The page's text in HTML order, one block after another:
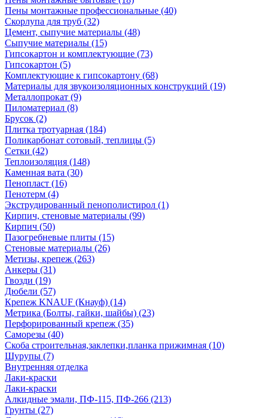
Пены монтажные профессиональные (40)
Скорлупа для труб (32)
Цемент, сыпучие материалы (48)
Сыпучие материалы (15)
Гипсокартон и комплектующие (73)
Гипсокартон (5)
Комплектующие к гипсокартону (68)
Материалы для звукоизоляционных конструкций (19)
Металлопрокат (9)
Пиломатериал (8)
Брусок (2)
Плитка тротуарная (184)
Поликарбонат сотовый, теплицы (5)
Сетки (42)
Теплоизоляция (148)
Каменная вата (30)
Пенопласт (16)
Пенотерм (4)
Экструдированный пенополистирол (1)
Кирпич, стеновые материалы (99)
Кирпич (50)
Пазогребневые плиты (15)
Стеновые материалы (26)
Метизы, крепеж (263)
Анкеры (31)
Гвозди (19)
Дюбели (57)
Крепеж KNAUF (Кнауф) (14)
Метрика (Болты, гайки, шайбы) (23)
Перфорированный крепеж (35)
Саморезы (40)
Скоба строительная,заклепки,планка прижимная (10)
Шурупы (7)
Внутренняя отделка
Лаки-краски
Лаки-краски
Алкидные эмали, ПФ-115, ПФ-266 (213)
Грунты (27)